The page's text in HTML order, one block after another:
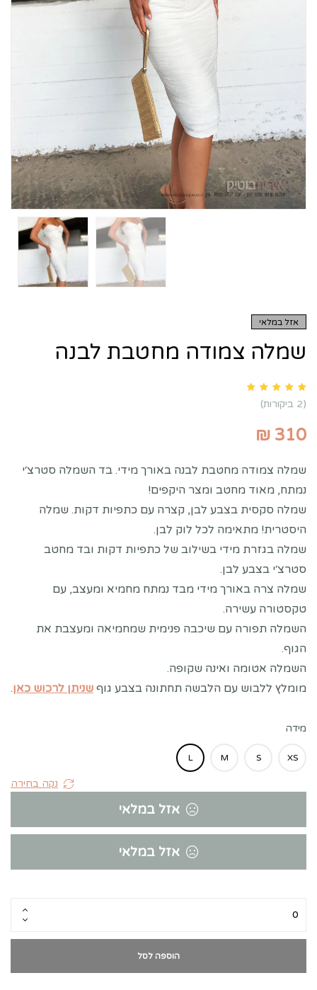
אזל במלאי
שמלה צמודה מחטבת לבנה
2
customer ratings(
2 ביקורות)
₪ 310
שמלה צמודה מחטבת לבנה באורך מידי. בד השמלה סטרצ׳י
נמתח, מאוד מחטב ומצר היקפים!
שמלה סקסית בצבע לבן, קצרה עם כתפיות דקות. שמלה
היסטרית! מתאימה לכל לוק לבן.
שמלה בגזרת מידי בשילוב של כתפיות דקות ובד מחטב
סטרצ׳י בצבע לבן.
שמלה צרה באורך מידי מבד נמתח מחמיא ומעצב, עם
טקסטורה עשירה.
השמלה תפורה עם שיכבה פנימית שמחמיאה ומעצבת את
הגוף.
השמלה אטומה ואינה שקופה.
מומלץ ללבוש עם הלבשה תחתונה בצבע גוף שניתן לרכוש כאן.
מידה
XS
S
M
L
נקה בחירה
אזל במלאי
אזל במלאי
הוספה לסל